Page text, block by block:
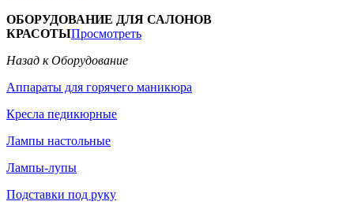
ОБОРУДОВАНИЕ ДЛЯ САЛОНОВ
КРАСОТЫПросмотреть
Назад к Оборудование
Аппараты для горячего маникюра
Кресла педикюрные
Лампы настольные
Лампы-лупы
Подставки под руку